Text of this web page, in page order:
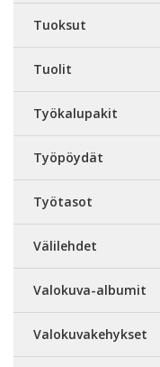
Tuoksut
Tuolit
Työkalupakit
Työpöydät
Työtasot
Välilehdet
Valokuva-albumit
Valokuvakehykset